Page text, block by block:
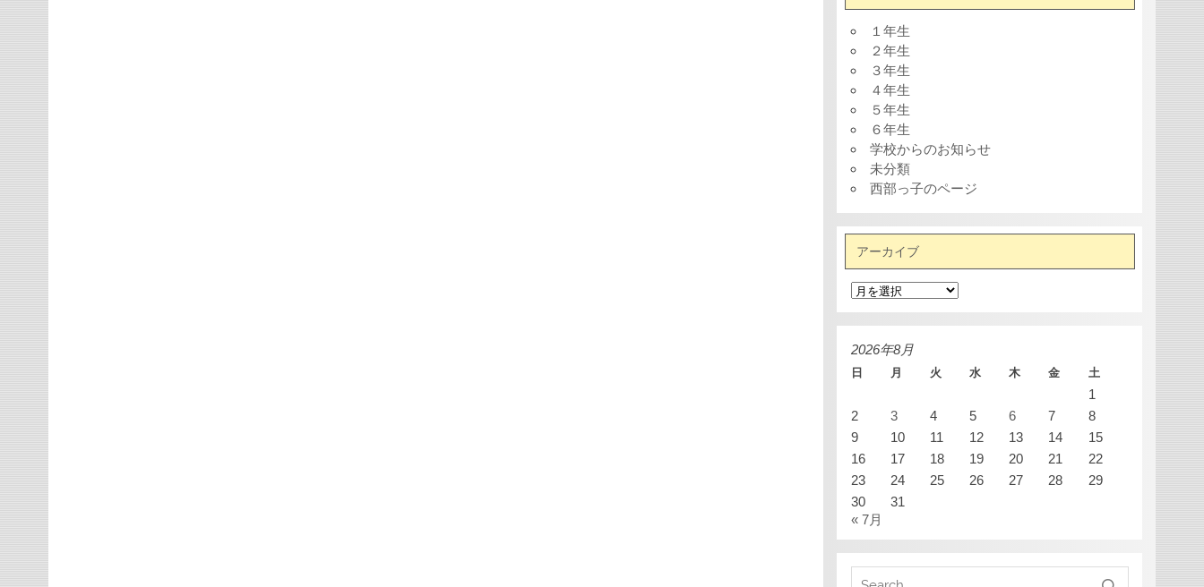
１年生
２年生
３年生
４年生
５年生
６年生
学校からのお知らせ
未分類
西部っ子のページ
アーカイブ
ア
ー
カ
イ
ブ
2026年8月
日 月 火 水 木 金 土
1
2
3 4 5 6 7
8
9
10 11 12 13 14
15
16
17 18 19 20 21
22
23
24 25 26 27 28
29
30
31
« 7月